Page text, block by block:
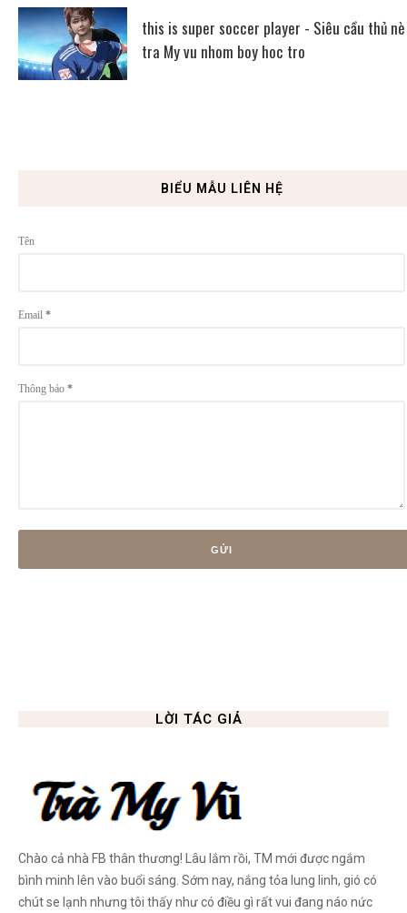
this is super soccer player - Siêu cầu thủ
tra My vu nhom boy hoc tro
BIỂU MẪU LIÊN HỆ
Tên
Email *
Thông báo *
LỜI TÁC GIẢ
Chào cả nhà FB thân thương! Lâu lắm rồi, TM mới được ngắm
bình minh lên vào buổi sáng. Sớm nay, nắng tỏa lung linh, gió có
chút se lạnh nhưng tôi thấy như có điều gì rất vui đang náo nức